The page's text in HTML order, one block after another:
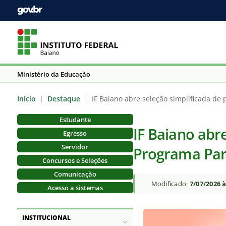
Ministério da Educação
Início | Destaque | IF Baiano abre seleção simplificada de
Estudante
Egresso
Servidor
Concursos e Seleções
Comunicação
Acesso a sistemas
INSTITUCIONAL
IF Baiano
Programa
Modificado: 7/07/2026